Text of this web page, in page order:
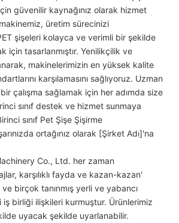
güvenilir kaynağınız olarak hizmet
üretim sürecinizi
şişeleri kolayca ve verimli bir şekilde
için tasarlanmıştır. Yenilikçilik ve
makinelerimizin en yüksek kalite
karşılamasını sağlıyoruz. Uzman
çalışma sağlamak için her adımda size
sınıf destek ve hizmet sunmaya
sınıf Pet Şişe Şişirme
ortağınız olarak [Şirket Adı]'na
Co., Ltd. her zaman
karşılıklı fayda ve kazan-kazan'
birçok tanınmış yerli ve yabancı
birliği ilişkileri kurmuştur. Ürünlerimiz
uyacak şekilde uyarlanabilir.